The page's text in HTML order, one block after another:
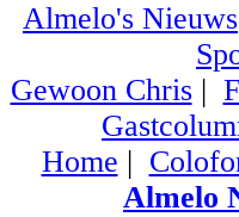
Almelo's Nieuws
Gewoon Chris|
Home |
Almelo